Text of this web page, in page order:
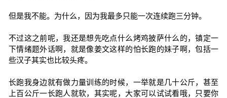
但是我不能。为什么，因为我最多只能一次连续跑三分钟。
不过这之前呢，我还是想先吃点什么烤鸡披萨什么的，镇定一
下情绪题外话啊，就是像姜文这样的怕长跑的妹子啊，包括一
些汉子其实也比较头疼。
长跑我身边就有做力量训练的时候，一举就是几十公斤，甚至
上百公斤一长跑人就软，其实呢，大家可以试试看哦，只要你